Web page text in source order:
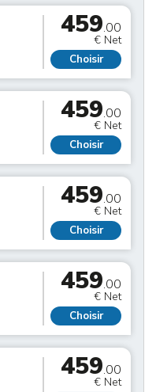
459.00
€ Net
Choisir
459.00
€ Net
Choisir
459.00
€ Net
Choisir
459.00
€ Net
Choisir
459.00
€ Net